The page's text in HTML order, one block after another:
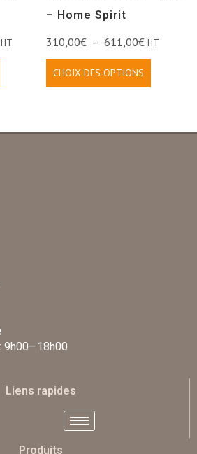
HT
– Home Spirit
310,00€ – 611,00€ HT
CHOIX DES OPTIONS
9h00—18h00
Liens rapides
Produits